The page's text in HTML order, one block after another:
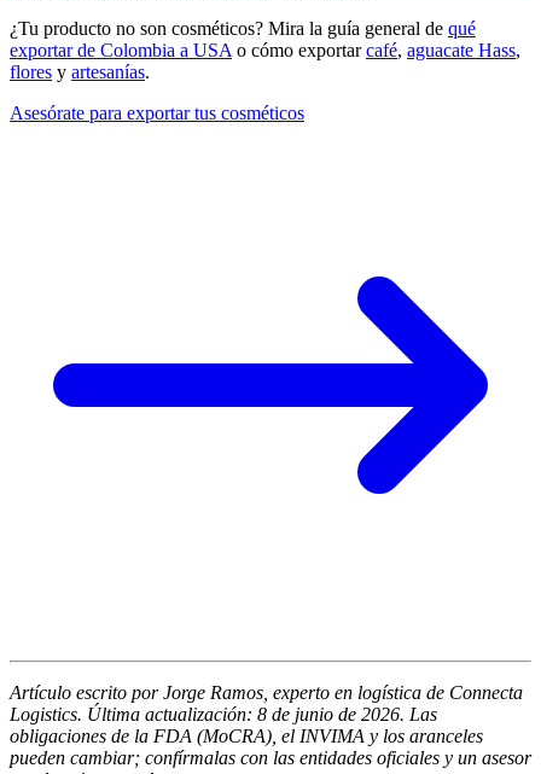
¿Tu producto no son cosméticos? Mira la guía general de qué
exportar de Colombia a USA o cómo exportarcafé, aguacate Hass,
flores y artesanías.
Asesórate para exportar tus cosméticos
Artículo escrito por Jorge Ramos, experto en logística de Connecta
Logistics. Última actualización: 8 de junio de 2026. Las
obligaciones de la FDA (MoCRA), el INVIMA y los aranceles
pueden cambiar; confírmalas con las entidades oficiales y un asesor